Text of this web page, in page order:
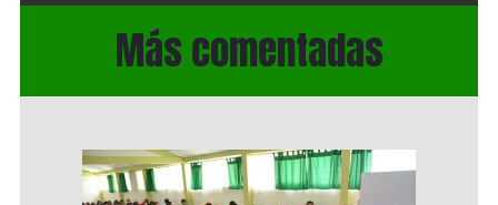
Más comentadas